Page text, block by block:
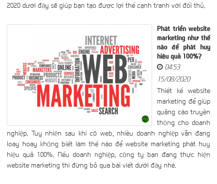
2020 dưới đây sẽ giúp bạn tạo được lợi thế cạnh tranh với đối thủ.
Phát triển website
marketing như thế
nào để phát huy
hiệu quả 100%?
04:53
15/08/2020
Thiết kế website
marketing để giúp
quảng cáo truyền
thông cho doanh
nghiệp. Tuy nhiên sau khi có web, nhiều doanh nghiệp vẫn đang
loay hoay không biết làm thế nào để website marketing phát huy
hiệu quả 100%. Nếu doanh nghiệp, công ty bạn đang thực hiện
website marketing thì đừng bỏ qua bài viết dưới đây nhé.